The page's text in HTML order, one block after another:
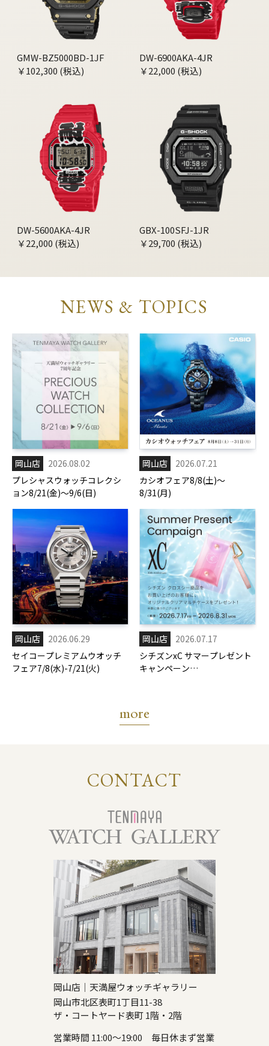
GMW-BZ5000BD-1JF
￥102,300 (税込)
DW-6900AKA-4JR
￥22,000 (税込)
DW-5600AKA-4JR
￥22,000 (税込)
GBX-100SFJ-1JR
￥29,700 (税込)
NEWS & TOPICS
岡山店
2026.08.02
プレシャスウォッチコレクシ
ョン8/21(金)～9/6(日)
岡山店
2026.07.21
カシオフェア8/8(土)～
8/31(月)
岡山店
2026.06.29
セイコープレミアムウオッチ
フェア7/8(水)-7/21(火)
岡山店
2026.07.17
シチズンxC サマープレゼント
キャンペーン
more
CONTACT
岡山店｜天満屋ウォッチギャラリー
岡山市北区表町1丁目11-38
ザ・コートヤード表町 1階・2階
営業時間 11:00～19:00 毎日休まず営業